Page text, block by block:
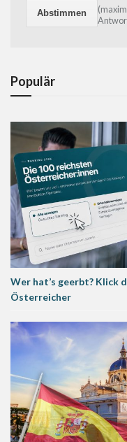
Populär
Wer hat’s geerbt? Klick
Österreicher